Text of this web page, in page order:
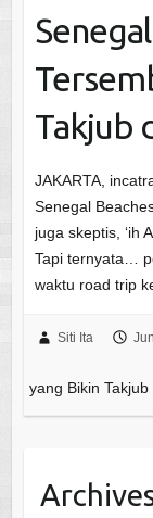
Takjub
JAKARTA,
Senegal
juga skeptis, ‘ih
Tapi ternyata…
waktu road trip
Siti Ita
yang Bikin Takjub